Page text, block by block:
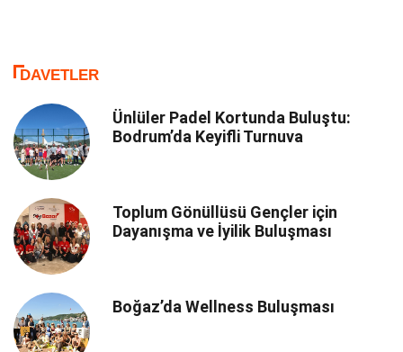
DAVETLER
Ünlüler Padel Kortunda Buluştu:
Bodrum’da Keyifli Turnuva
Toplum Gönüllüsü Gençler için
Dayanışma ve İyilik Buluşması
Boğaz’da Wellness Buluşması